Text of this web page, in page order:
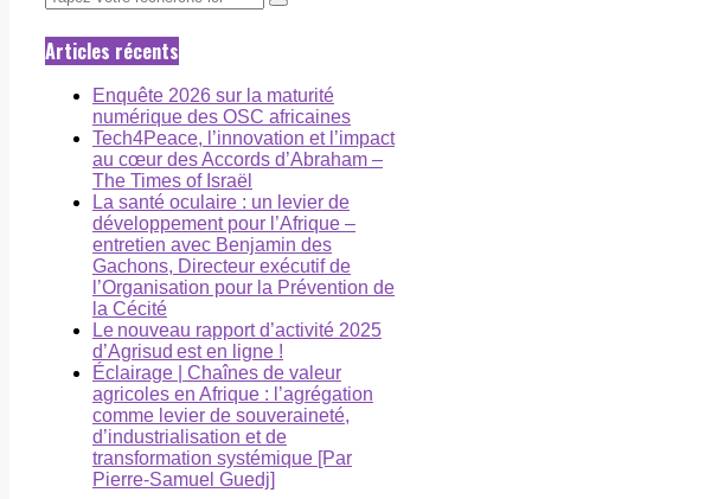
Articles récents
Enquête 2026 sur la maturité
numérique des OSC africaines
Tech4Peace, l’innovation et l’impact
au cœur des Accords d’Abraham –
The Times of Israël
La santé oculaire : un levier de
développement pour l’Afrique –
entretien avec Benjamin des
Gachons, Directeur exécutif de
l’Organisation pour la Prévention de
la Cécité
Le nouveau rapport d’activité 2025
d’Agrisud est en ligne !
Éclairage | Chaînes de valeur
agricoles en Afrique : l’agrégation
comme levier de souveraineté,
d’industrialisation et de
transformation systémique [Par
Pierre-Samuel Guedj]